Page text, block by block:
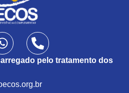
pelo tratamento dos